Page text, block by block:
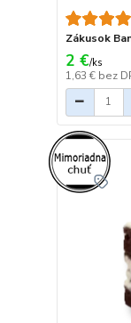
Zákusok
2 €/ks
1,63 € bez